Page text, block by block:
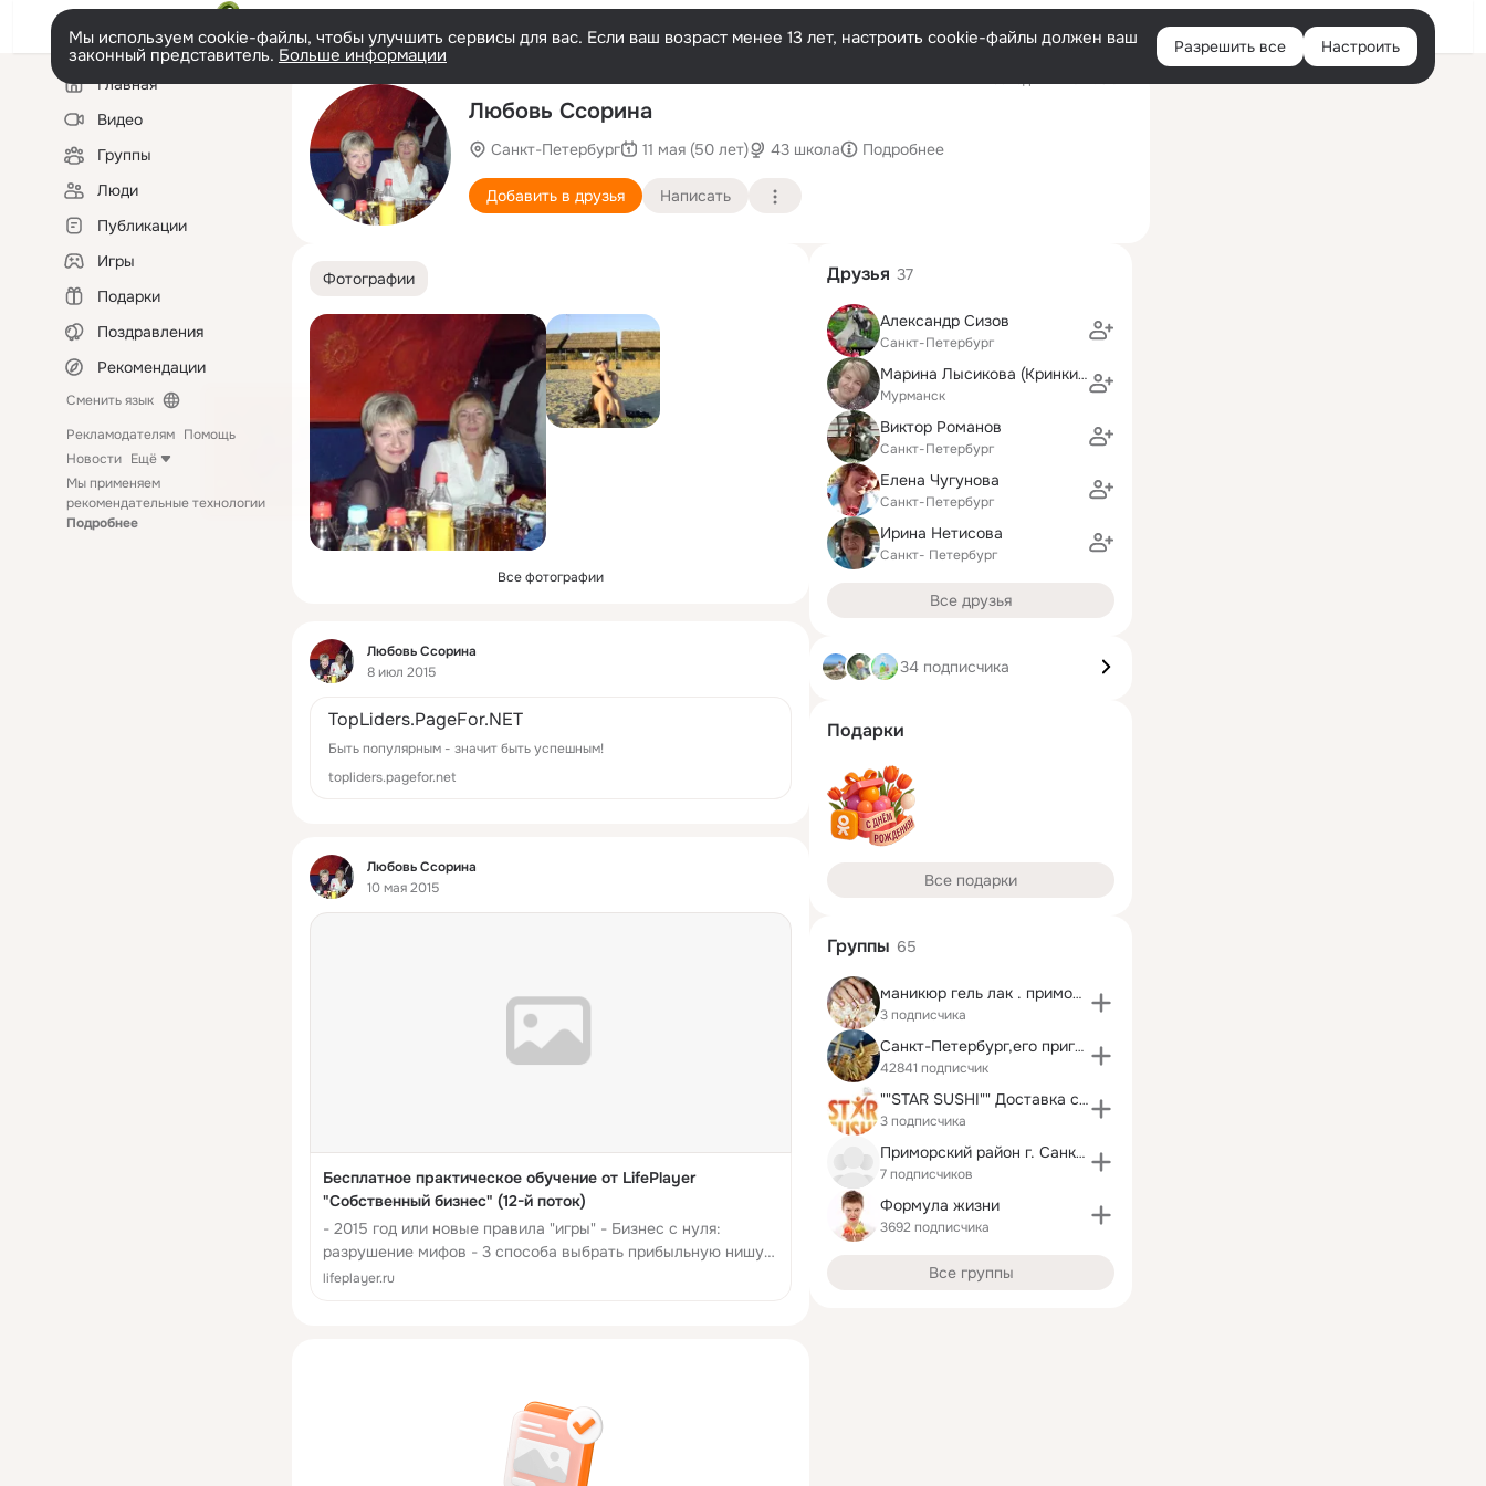
Войти
Мы используем cookie-файлы, чтобы улучшить сервисы для вас. Если ваш возраст менее 13 лет, настроить cookie-файлы должен ваш
законный представитель. Больше информации Разрешить все Настроить
Левая
колонкаГлавная
Видео
Группы
Люди
Публикации
Игры
Подарки
Поздравления
Рекомендации
Сменить язык
Рекламодателям Помощь
Новости Ещё
Мы применяем
рекомендательные технологии
Подробнее
Любовь Ссорина
Санкт-Петербург 11 мая (50 лет) 43 школа Подробнее
Добавить в друзья Написать
Фотографии
Все фотографии
Фид
Любовь Ссорина
8 июл 2015
TopLiders.PageFor.NET
Быть популярным - значит быть успешным!
topliders.pagefor.net
Фид
Любовь Ссорина
10 мая 2015
Бесплатное практическое обучение от LifePlayer
"Собственный бизнес" (12-й поток)
- 2015 год или новые правила "игры" - Бизнес с нуля:
разрушение мифов - 3 способа выбрать прибыльную нишу
(идею) - Что такое товар "Спичка" - Формула 5Э в выборе
lifeplayer.ru
Друзья 37
Александр Сизов
Санкт-Петербург
Марина Лысикова (Кринкина)
Мурманск
Виктор Романов
Санкт-Петербург
Елена Чугунова
Санкт-Петербург
Ирина Нетисова
Санкт- Петербург
Все друзья
34 подписчика
Подарки
Все подарки
Группы 65
маникюр гель лак . приморский район
3 подписчика
Санкт-Петербург,его пригороды и Ленобласть
42841 подписчик
""STAR SUSHI"" Доставка суши Приморский район
3 подписчика
Приморский район г. Санкт-Петербурга
7 подписчиков
Формула жизни
3692 подписчика
Все группы